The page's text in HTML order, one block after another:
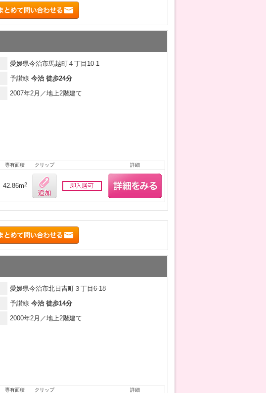
愛媛県今治市馬越町４丁目10-1
予讃線 今治 徒歩24分
2007年2月／地上2階建て
専有面積 クリップ 詳細
42.86m2
愛媛県今治市北日吉町３丁目6-18
予讃線 今治 徒歩14分
2000年2月／地上2階建て
専有面積 クリップ 詳細